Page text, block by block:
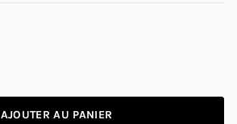
AJOUTER AU PANIER